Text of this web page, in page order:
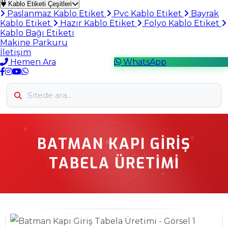
Kablo Etiketi Çeşitleri
Paslanmaz Kablo Etiket Pvc Kablo Etiket
Bayrak
Kablo Etiket
Hazır Kablo Etiket
Folyo Kablo Etiket
Kablo Bağı Etiketi
Makine Parkuru
İletişim
Hemen Ara
WhatsApp
BATMAN KAPI GIRIŞ
TABELA ÜRETIMI